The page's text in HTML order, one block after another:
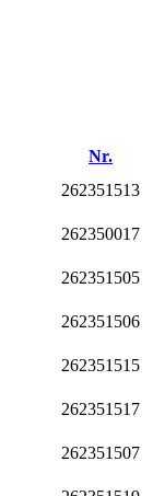
Nr.
262351513
262350017
262351505
262351506
262351515
262351517
262351507